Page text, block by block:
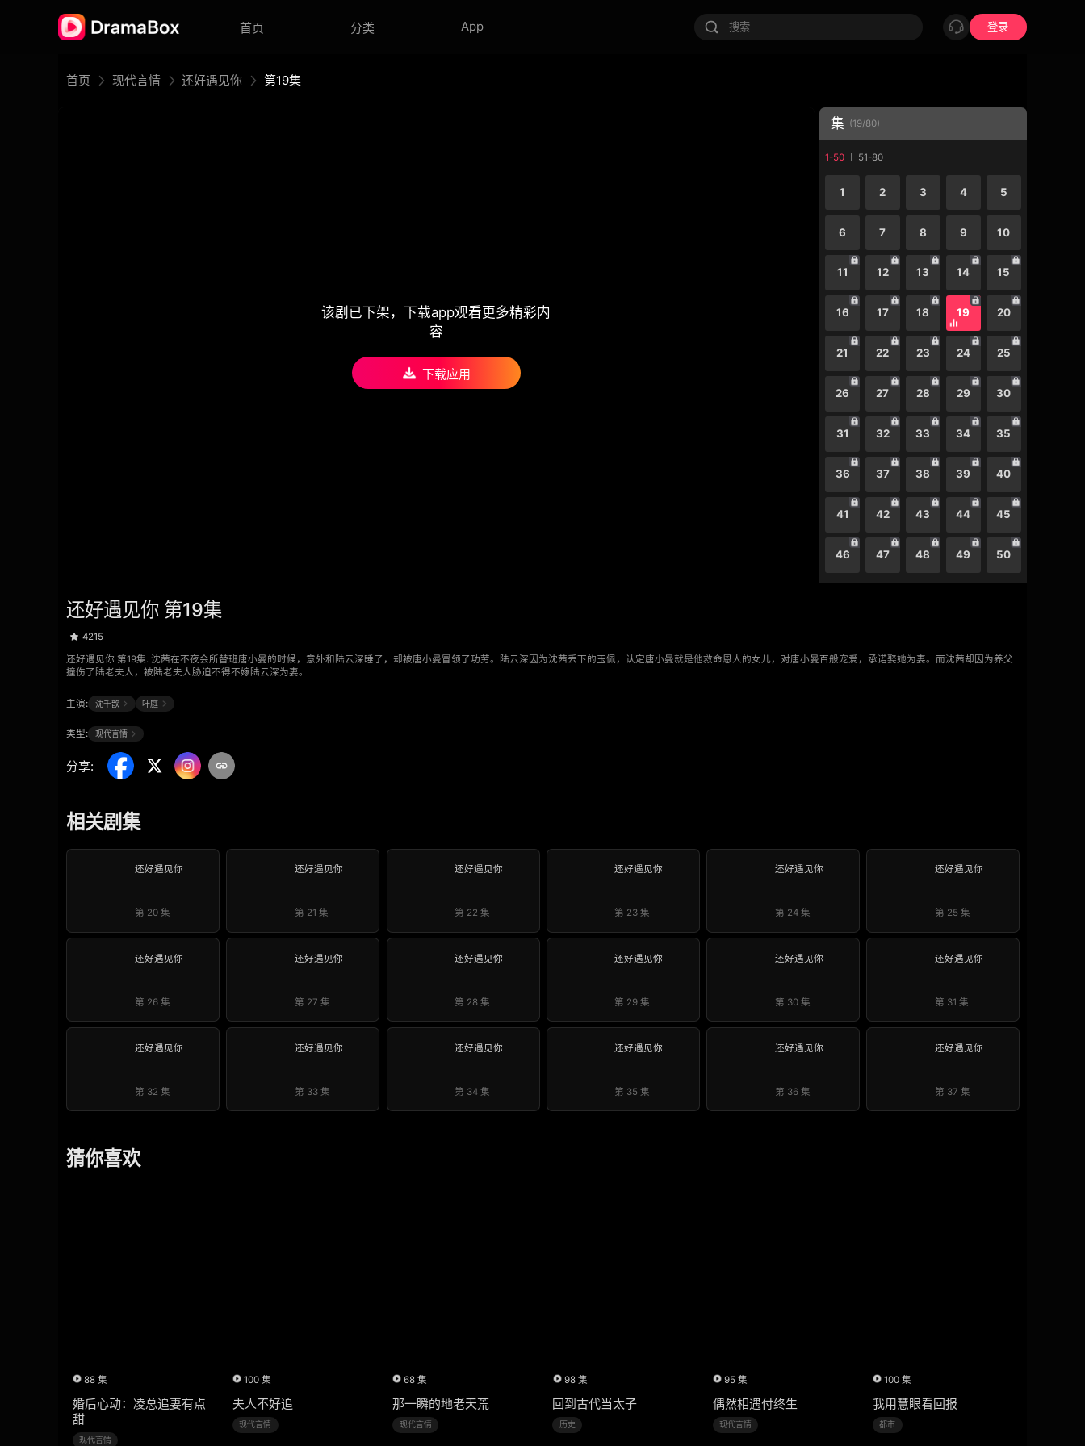
首页 分类 App 登录
首页 现代言情 还好遇见你 第19集
该剧已下架，下载app观看更多精彩内
容
下载应用
集 (19/80)
1-50 51-80
1 2 3 4 5
6 7 8 9 10
11 12 13 14 15
16 17 18 19 20
21 22 23 24 25
26 27 28 29 30
31 32 33 34 35
36 37 38 39 40
41 42 43 44 45
46 47 48 49 50
还好遇见你 第19集
4215
还好遇见你 第19集. 沈茜在不夜会所替班唐小曼的时候，意外和陆云深睡了，却被唐小曼冒领了功劳。陆云深因为沈茜丢下的玉佩，认定唐小曼就是他救命恩人的女儿，对唐小曼百般宠爱，承诺娶她为妻。而沈茜却因为养父
撞伤了陆老夫人，被陆老夫人胁迫不得不嫁陆云深为妻。
主演: 沈千歆 叶庭
类型: 现代言情
分享:
相关剧集
还好遇见你
第 20 集
还好遇见你
第 21 集
还好遇见你
第 22 集
还好遇见你
第 23 集
还好遇见你
第 24 集
还好遇见你
第 25 集
还好遇见你
第 26 集
还好遇见你
第 27 集
还好遇见你
第 28 集
还好遇见你
第 29 集
还好遇见你
第 30 集
还好遇见你
第 31 集
还好遇见你
第 32 集
还好遇见你
第 33 集
还好遇见你
第 34 集
还好遇见你
第 35 集
还好遇见你
第 36 集
还好遇见你
第 37 集
猜你喜欢
88 集
婚后心动：凌总追妻有点
甜
现代言情
100 集
夫人不好追
现代言情
68 集
那一瞬的地老天荒
现代言情
98 集
回到古代当太子
历史
95 集
偶然相遇付终生
现代言情
100 集
我用慧眼看回报
都市